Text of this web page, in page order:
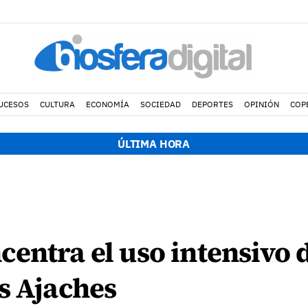
CULTURA ECONOMÍA SOCIEDAD DEPORTES OPINIÓN
ÚLTIMA HORA
el uso intensivo
Ajaches